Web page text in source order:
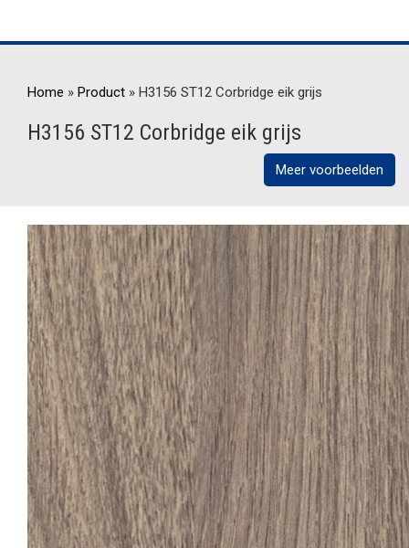
Home » Product » H3156 ST12 Corbridge eik grijs
H3156 ST12 Corbridge eik grijs
Meer voorbeelden